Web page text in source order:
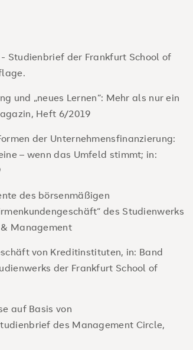
Studienbrief der Frankfurt School of
und „neues Lernen“: Mehr als nur ein
Heft 6/2019
der Unternehmensfinanzierung:
– wenn das Umfeld stimmt; in:
des börsenmäßigen
des Studienwerks
Management
von Kreditinstituten, in: Band
der Frankfurt School of
auf Basis von
des Management Circle,